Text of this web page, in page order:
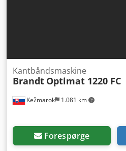
Kežmarok 1.081 km
Kantbåndsmaskine
Brandt Optimat 1220 FC
Forespørge